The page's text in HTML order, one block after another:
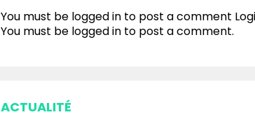
You must be logged in to post a comment
You must be logged in to post a comment.
ACTUALITÉ